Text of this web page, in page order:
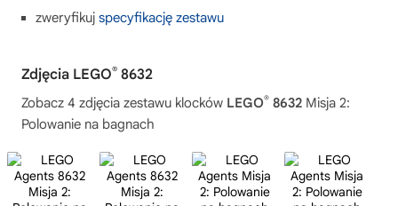
zweryfikuj specyfikację zestawu
Zdjęcia LEGO® 8632
Zobacz 4 zdjęcia zestawu klocków LEGO® 8632 Misja 2:
Polowanie na bagnach